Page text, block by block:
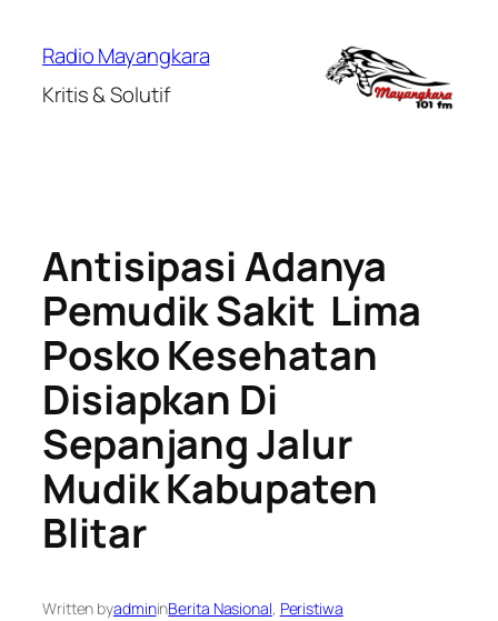
Radio Mayangkara
Kritis & Solutif
Antisipasi Adanya
Pemudik Sakit Lima
Posko Kesehatan
Disiapkan Di
Sepanjang Jalur
Mudik Kabupaten
Blitar
Written byadmininBerita Nasional, Peristiwa